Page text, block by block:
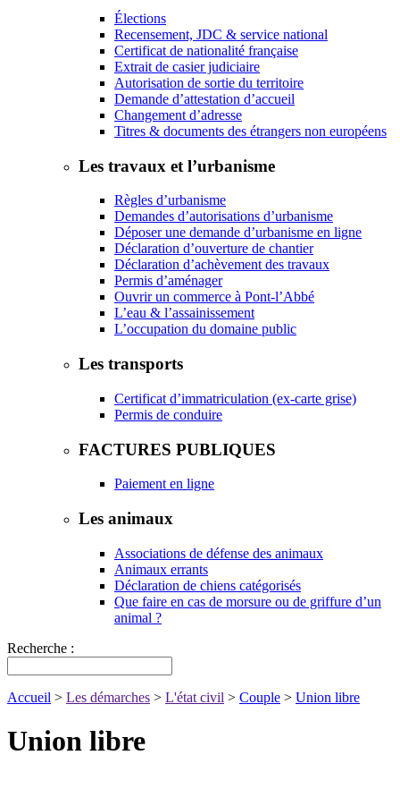
Élections
Recensement, JDC & service national
Certificat de nationalité française
Extrait de casier judiciaire
Autorisation de sortie du territoire
Demande d’attestation d’accueil
Changement d’adresse
Titres & documents des étrangers non européens
Les travaux et l’urbanisme
Règles d’urbanisme
Demandes d’autorisations d’urbanisme
Déposer une demande d’urbanisme en ligne
Déclaration d’ouverture de chantier
Déclaration d’achèvement des travaux
Permis d’aménager
Ouvrir un commerce à Pont-l’Abbé
L’eau & l’assainissement
L’occupation du domaine public
Les transports
Certificat d’immatriculation (ex-carte grise)
Permis de conduire
FACTURES PUBLIQUES
Paiement en ligne
Les animaux
Associations de défense des animaux
Animaux errants
Déclaration de chiens catégorisés
Que faire en cas de morsure ou de griffure d’un
animal ?
Recherche :
Accueil > Les démarches > L'état civil > Couple > Union libre
Union libre